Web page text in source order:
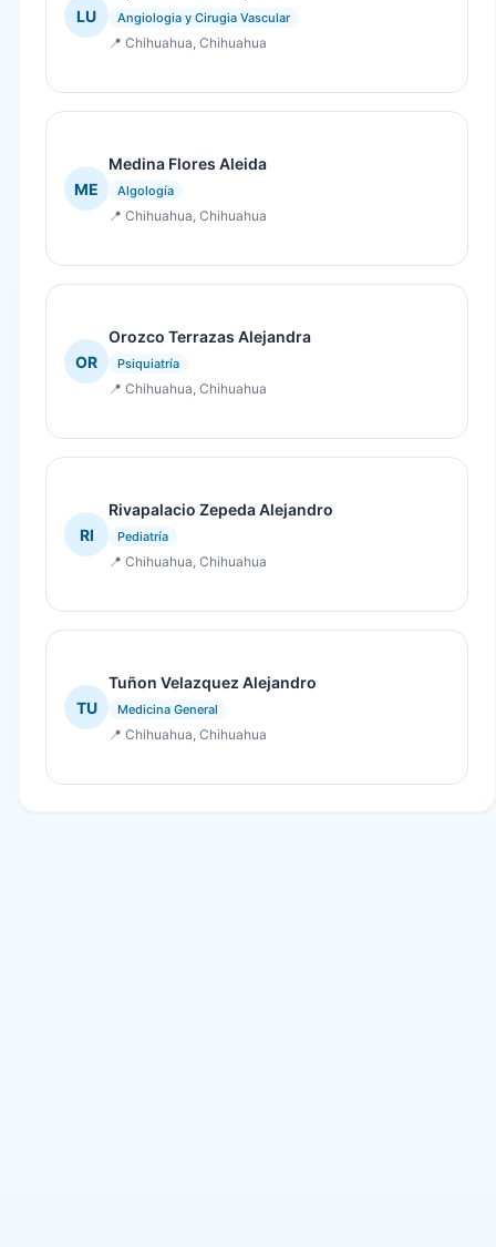
LU Angiologia y Cirugia Vascular
📍 Chihuahua, Chihuahua
ME
Medina Flores Aleida
Algología
📍 Chihuahua, Chihuahua
OR
Orozco Terrazas Alejandra
Psiquiatría
📍 Chihuahua, Chihuahua
RI
Rivapalacio Zepeda Alejandro
Pediatría
📍 Chihuahua, Chihuahua
TU
Tuñon Velazquez Alejandro
Medicina General
📍 Chihuahua, Chihuahua